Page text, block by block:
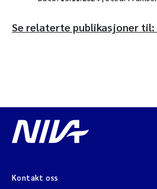
Se relaterte publikasjoner til:
Kontakt oss